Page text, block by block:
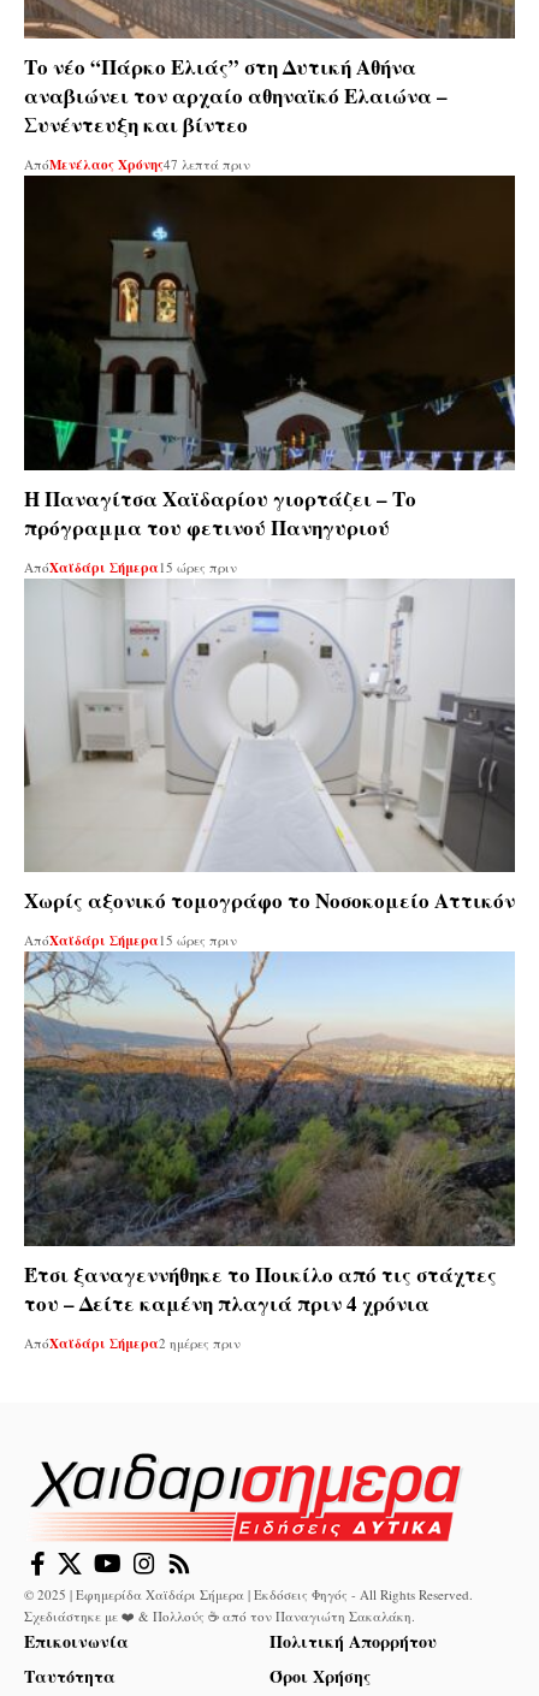
Το νέο “Πάρκο Ελιάς” στη Δυτική Αθήνα
αναβιώνει τον αρχαίο αθηναϊκό Ελαιώνα –
Συνέντευξη και βίντεο
ΑπόΜενέλαος Χρόνης47 λεπτά πριν
Η Παναγίτσα Χαϊδαρίου γιορτάζει – Το
πρόγραμμα του φετινού Πανηγυριού
ΑπόΧαϊδάρι Σήμερα 15 ώρες πριν
Χωρίς αξονικό τομογράφο το Νοσοκομείο Αττικόν
ΑπόΧαϊδάρι Σήμερα15 ώρες πριν
Έτσι ξαναγεννήθηκε το Ποικίλο από τις στάχτες
του – Δείτε καμένη πλαγιά πριν 4 χρόνια
ΑπόΧαϊδάρι Σήμερα2 ημέρες πριν
© 2025 | Εφημερίδα Χαϊδάρι Σήμερα | Εκδόσεις Φηγός - All Rights Reserved.
Σχεδιάστηκε με ❤️ & Πολλούς ☕ από τον Παναγιώτη Σακαλάκη
Επικοινωνία
Ταυτότητα
Πολιτική Απορρήτου
Όροι Χρήσης